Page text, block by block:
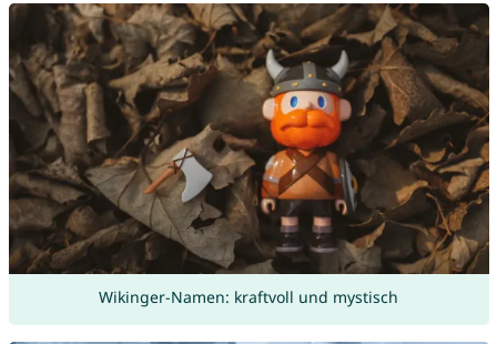
Wikinger-Namen: kraftvoll und mystisch